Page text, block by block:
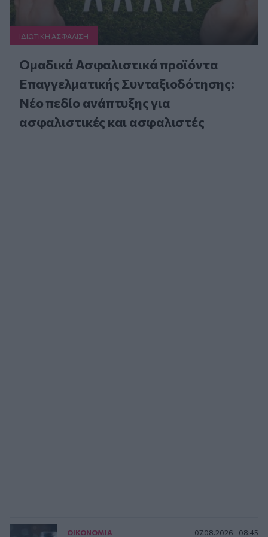
ΙΔΙΩΤΙΚΗ ΑΣΦAΛΙΣΗ
Ομαδικά Ασφαλιστικά προϊόντα
Επαγγελματικής Συνταξιοδότησης:
Νέο πεδίο ανάπτυξης για
ασφαλιστικές και ασφαλιστές
ΟΙΚΟΝΟΜΙΑ 07.08.2026 - 08:45